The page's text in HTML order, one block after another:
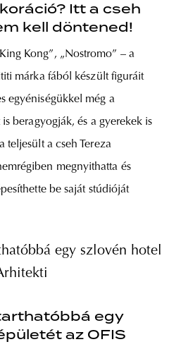
Itt a cseh
kell döntened!
Kong”, „Nostromo” – a
márka fából készült figuráit
egyéniségükkel még a
beragyogják, és a gyerekek is
teljesült a cseh Tereza
megnyithatta és
be saját stúdióját
egy
az OFIS